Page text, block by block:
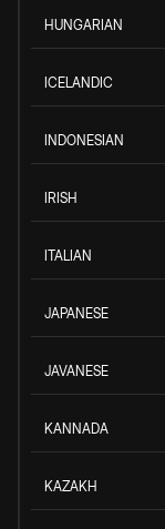
HUNGARIAN
ICELANDIC
INDONESIAN
IRISH
ITALIAN
JAPANESE
JAVANESE
KANNADA
KAZAKH